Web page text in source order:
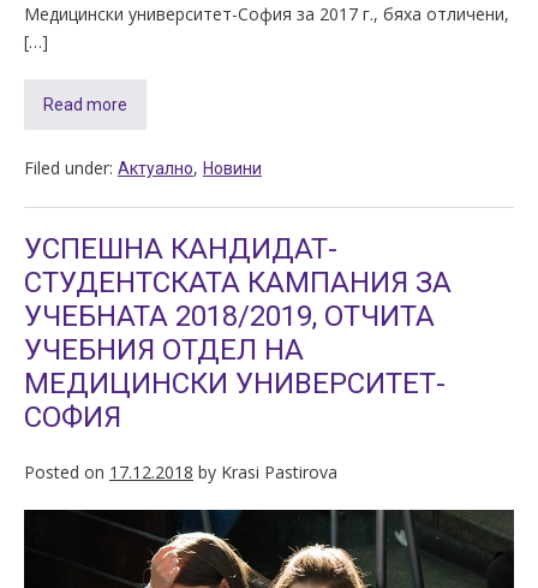
Медицински университет-София за 2017 г., бяха отличени,
[…]
Read more
Filed under: Актуално, Новини
УСПЕШНА КАНДИДАТ-
СТУДЕНТСКАТА КАМПАНИЯ ЗА
УЧЕБНАТА 2018/2019, ОТЧИТА
УЧЕБНИЯ ОТДЕЛ НА
МЕДИЦИНСКИ УНИВЕРСИТЕТ-
СОФИЯ
Posted on 17.12.2018 by Krasi Pastirova